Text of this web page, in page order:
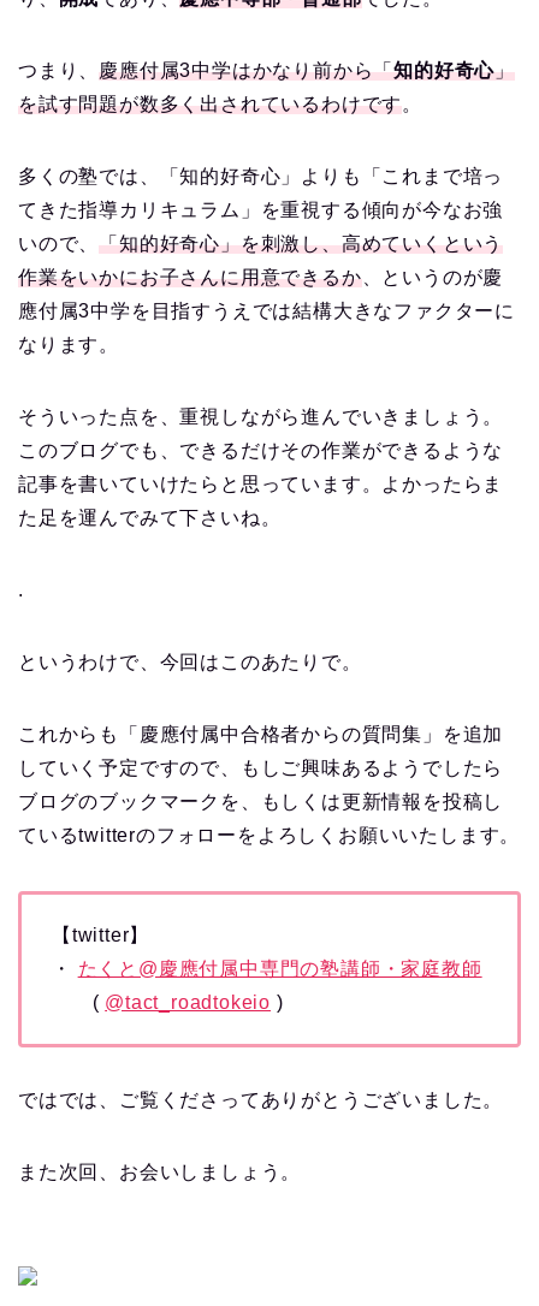
つまり、慶應付属3中学はかなり前から「知的好奇心」
を試す問題が数多く出されているわけです。
多くの塾では、「知的好奇心」よりも「これまで培っ
てきた指導カリキュラム」を重視する傾向が今なお強
いので、「知的好奇心」を刺激し、高めていくという
作業をいかにお子さんに用意できるか、というのが慶
應付属3中学を目指すうえでは結構大きなファクターに
なります。
そういった点を、重視しながら進んでいきましょう。
このブログでも、できるだけその作業ができるような
記事を書いていけたらと思っています。よかったらま
た足を運んでみて下さいね。
.
というわけで、今回はこのあたりで。
これからも「慶應付属中合格者からの質問集」を追加
していく予定ですので、もしご興味あるようでしたら
ブログのブックマークを、もしくは更新情報を投稿し
ているtwitterのフォローをよろしくお願いいたします。
【twitter】
・ たくと@慶應付属中専門の塾講師・家庭教師
( @tact_roadtokeio )
ではでは、ご覧くださってありがとうございました。
また次回、お会いしましょう。